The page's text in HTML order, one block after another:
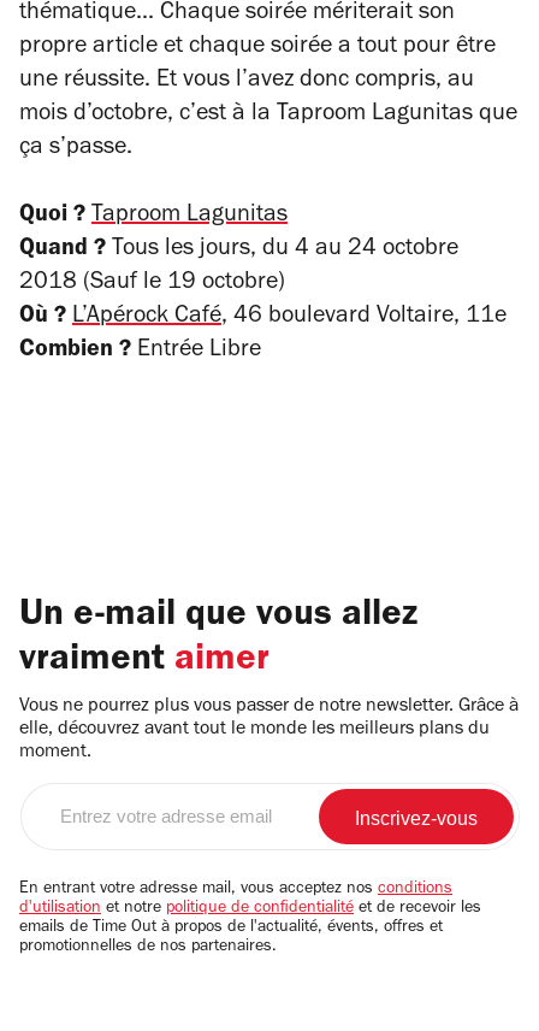
thématique... Chaque soirée mériterait son
propre article et chaque soirée a tout pour être
une réussite. Et vous l’avez donc compris, au
mois d’octobre, c’est à la Taproom Lagunitas que
ça s’passe.
Quoi ? Taproom Lagunitas
Quand ? Tous les jours, du 4 au 24 octobre
2018 (Sauf le 19 octobre)
Où ? L’Apérock Café, 46 boulevard Voltaire, 11e
Combien ? Entrée Libre
Un e-mail que vous allez
vraiment aimer
Vous ne pourrez plus vous passer de notre newsletter. Grâce à
elle, découvrez avant tout le monde les meilleurs plans du
moment.
email
En entrant votre adresse mail, vous acceptez nos conditions
d'utilisation et notre politique de confidentialité et de recevoir les
emails de Time Out à propos de l'actualité, évents, offres et
promotionnelles de nos partenaires.